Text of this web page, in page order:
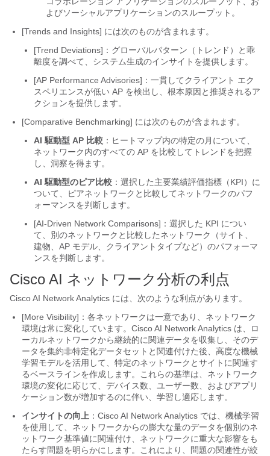
よびソーシャルアプリケーションのスループット。
[Trends and Insights] には次のものが含まれます。
[Trend Deviations]：グローバルパターン（トレンド）と乖
離度を調べて、システム生成のインサイトを提供します。
[AP Performance Advisories]：一貫してクライアント エク
スペリエンスが低い AP を検出し、根本原因と推奨されるア
クションを提供します。
[Comparative Benchmarking] には次のものが含まれます。
AI 駆動型 AP 比較 ：ヒートマップ内の特定の月について、
ネットワーク内のすべての AP を比較してトレンドを把握
し、洞察を得ます。
AI 駆動型のピア比較 ：選択した主要業績評価指標（KPI）に
ついて、ピアネットワークと比較してネットワークのパフ
ォーマンスを判断します。
[AI-Driven Network Comparisons]：選択した KPI につい
て、別のネットワークと比較したネットワーク（サイト、
建物、AP モデル、クライアントタイプなど）のパフォーマ
ンスを判断します。
Cisco AI ネットワーク分析の利点
Cisco AI Network Analytics には、次のような利点があります。
[More Visibility]：各ネットワークは一意であり、ネットワーク
環境は常に変化しています。 Cisco AI Network Analytics は、ロ
ーカルネットワークから継続的に関連データを収集し、そのデ
ータを集約非特定化データセットと関連付けた後、高度な機械
学習モデルを活用して、特定のネットワークとサイトに関連す
るベースラインを作成します。 これらの基準は、ネットワーク
環境の変化に応じて、デバイス数、ユーザー数、およびアプリ
ケーション数が増加するのに伴い、学習し適応します。
インサイトの向上 ： Cisco AI Network Analytics では、機械学習
を使用して、ネットワークからの膨大な量のデータを個別のネ
ットワーク基準値に関連付け、ネットワークに重大な影響をも
たらす問題を明らかにします。これにより、問題の関連性が絞